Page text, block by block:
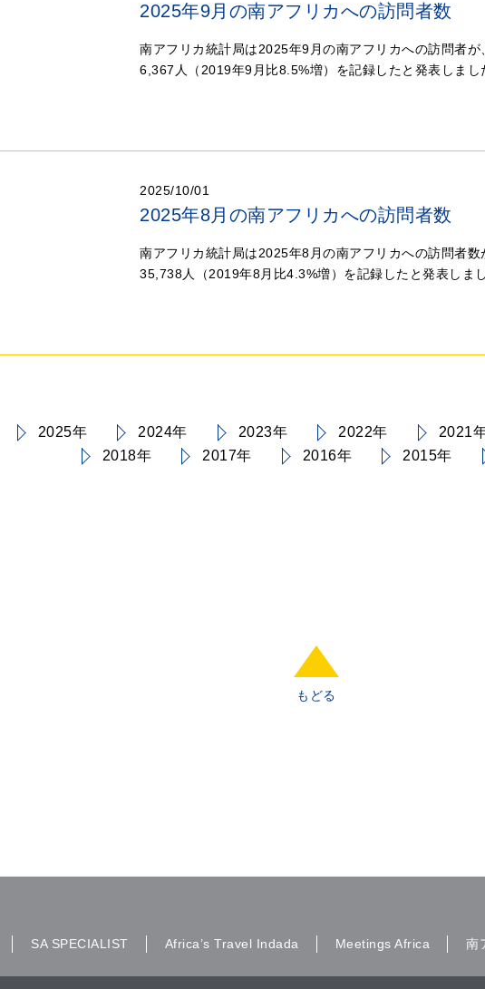
2025年9月の南アフリカへの訪問者数
南アフリカ統計局は2025年9月の南アフリカへの訪問者
6,367人（2019年9月比8.5%増）を記録したと発表しまし
2025/10/01
2025年8月の南アフリカへの訪問者数
南アフリカ統計局は2025年8月の南アフリカへの訪問者
35,738人（2019年8月比4.3%増）を記録したと発表しま
2025年 2024年 2023年 2022年 2021
2018年
2017年 2016年 2015年
もどる
SA SPECIALIST Africa’s Travel Indada Meetings Africa 南